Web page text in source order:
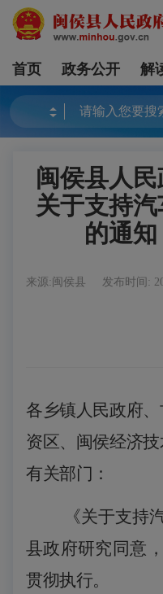
首页 政务公开 解
闽侯县人
关于支持
的通知
来源:闽侯县 发布时间:
各乡镇人民政府
资区、闽侯经济
有关部门：
《关于支持
县政府研究 同意
贯彻执行。